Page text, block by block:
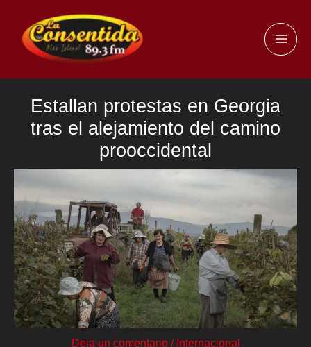
contenido
Estallan protestas en Georgia
tras el alejamiento del camino
prooccidental
Deja un comentario / Internacional